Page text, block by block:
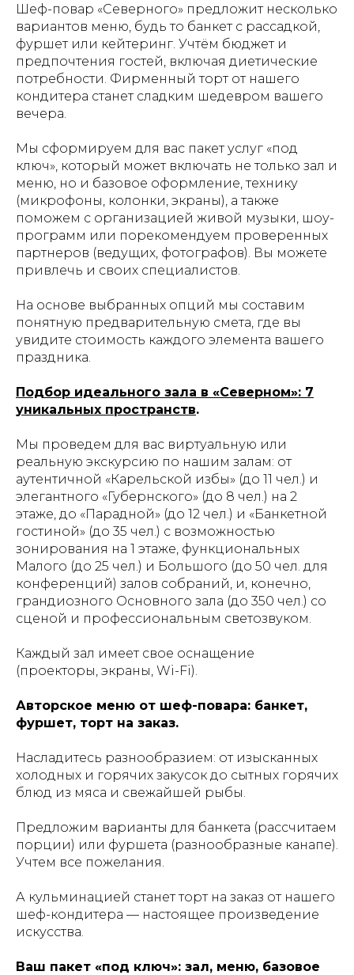
Шеф-повар «Северного» предложит несколько
вариантов меню, будь то банкет с рассадкой,
фуршет или кейтеринг. Учтём бюджет и
предпочтения гостей, включая диетические
потребности. Фирменный торт от нашего
кондитера станет сладким шедевром вашего
вечера.
Мы сформируем для вас пакет услуг «под
ключ», который может включать не только зал и
меню, но и базовое оформление, технику
(микрофоны, колонки, экраны), а также
поможем с организацией живой музыки, шоу-
программ или порекомендуем проверенных
партнеров (ведущих, фотографов). Вы можете
привлечь и своих специалистов.
На основе выбранных опций мы составим
понятную предварительную смета, где вы
увидите стоимость каждого элемента вашего
праздника.
Подбор идеального зала в «Северном»: 7
уникальных пространств.
Мы проведем для вас виртуальную или
реальную экскурсию по нашим залам: от
аутентичной «Карельской избы» (до 11 чел.) и
элегантного «Губернского» (до 8 чел.) на 2
этаже, до «Парадной» (до 12 чел.) и «Банкетной
гостиной» (до 35 чел.) с возможностью
зонирования на 1 этаже, функциональных
Малого (до 25 чел.) и Большого (до 50 чел. для
конференций) залов собраний, и, конечно,
грандиозного Основного зала (до 350 чел.) со
сценой и профессиональным светозвуком.
Каждый зал имеет свое оснащение
(проекторы, экраны, Wi-Fi).
Авторское меню от шеф-повара: банкет,
фуршет, торт на заказ.
Насладитесь разнообразием: от изысканных
холодных и горячих закусок до сытных горячих
блюд из мяса и свежайшей рыбы.
Предложим варианты для банкета (рассчитаем
порции) или фуршета (разнообразные канапе).
Учтем все пожелания.
А кульминацией станет торт на заказ от нашего
шеф-кондитера — настоящее произведение
искусства.
Ваш пакет «под ключ»: зал, меню, базовое